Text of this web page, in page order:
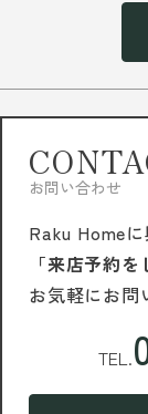
お問い合わせ
Raku Homeに
「来店予約
お気軽にお問
TEL.